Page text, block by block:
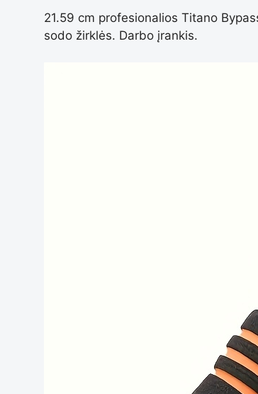
21.59 cm profesionalios Titano
sodo žirklės. Darbo įrankis.